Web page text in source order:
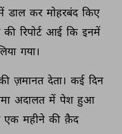
डाल कर मोहरबंद किए
की रिपोर्ट आई कि इनमें
गया।
ज़मानत देता। कई दिन
अदालत में पेश हुआ
एक महीने की क़ैद